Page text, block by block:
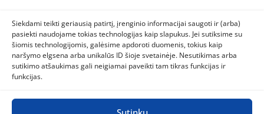
Siekdami teikti geriausią patirtį, įrenginio informacijai saugoti ir (arba)
pasiekti naudojame tokias technologijas kaip slapukus. Jei sutiksime su
šiomis technologijomis, galėsime apdoroti duomenis, tokius kaip
naršymo elgsena arba unikalūs ID šioje svetainėje. Nesutikimas arba
sutikimo atšaukimas gali neigiamai paveikti tam tikras funkcijas ir
funkcijas.
Valstybinė maisto ir veterinarijos tarnyba
Siesikų g. 19 LT-07170 Vilnius
8 800 40 403
www.vmvt.lt